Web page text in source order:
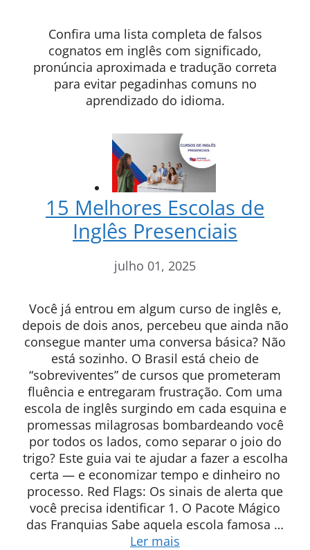
Confira uma lista completa de falsos
cognatos em inglês com significado,
pronúncia aproximada e tradução correta
para evitar pegadinhas comuns no
aprendizado do idioma.
15 Melhores Escolas de
Inglês Presenciais
julho 01, 2025
Você já entrou em algum curso de inglês e,
depois de dois anos, percebeu que ainda não
consegue manter uma conversa básica? Não
está sozinho. O Brasil está cheio de
“sobreviventes” de cursos que prometeram
fluência e entregaram frustração. Com uma
escola de inglês surgindo em cada esquina e
promessas milagrosas bombardeando você
por todos os lados, como separar o joio do
trigo? Este guia vai te ajudar a fazer a escolha
certa — e economizar tempo e dinheiro no
processo. Red Flags: Os sinais de alerta que
você precisa identificar 1. O Pacote Mágico
das Franquias Sabe aquela escola famosa …
Ler mais